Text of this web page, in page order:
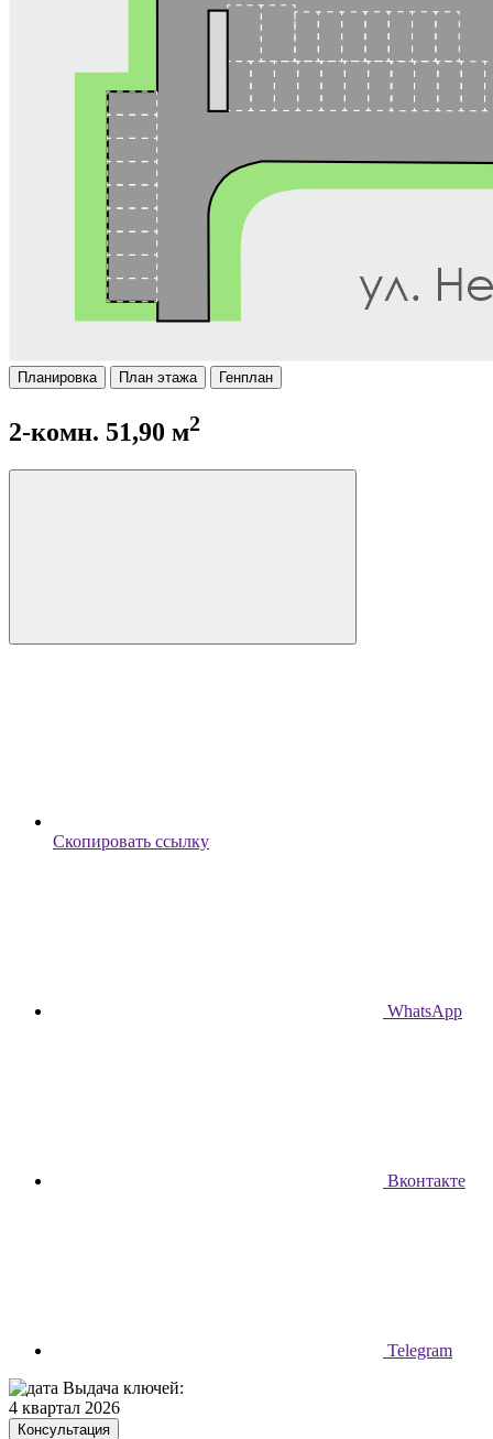
Планировка План этажа Генплан
2-комн. 51,90 м2
Скопировать ссылку
WhatsApp
Вконтакте
Telegram
Выдача ключей:
4 квартал 2026
Консультация